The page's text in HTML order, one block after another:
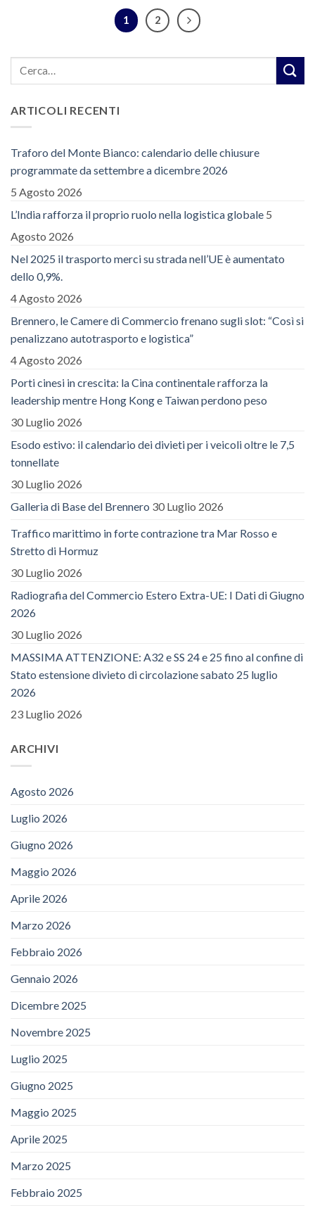
1 2
ARTICOLI RECENTI
Traforo del Monte Bianco: calendario delle chiusure
programmate da settembre a dicembre 2026
5 Agosto 2026
L’India rafforza il proprio ruolo nella logistica globale 5
Agosto 2026
Nel 2025 il trasporto merci su strada nell’UE è aumentato
dello 0,9%.
4 Agosto 2026
Brennero, le Camere di Commercio frenano sugli slot: “Così si
penalizzano autotrasporto e logistica”
4 Agosto 2026
Porti cinesi in crescita: la Cina continentale rafforza la
leadership mentre Hong Kong e Taiwan perdono peso
30 Luglio 2026
Esodo estivo: il calendario dei divieti per i veicoli oltre le 7,5
tonnellate
30 Luglio 2026
Galleria di Base del Brennero 30 Luglio 2026
Traffico marittimo in forte contrazione tra Mar Rosso e
Stretto di Hormuz
30 Luglio 2026
Radiografia del Commercio Estero Extra-UE: I Dati di Giugno
2026
30 Luglio 2026
MASSIMA ATTENZIONE: A32 e SS 24 e 25 fino al confine di
Stato estensione divieto di circolazione sabato 25 luglio
2026
23 Luglio 2026
ARCHIVI
Agosto 2026
Luglio 2026
Giugno 2026
Maggio 2026
Aprile 2026
Marzo 2026
Febbraio 2026
Gennaio 2026
Dicembre 2025
Novembre 2025
Luglio 2025
Giugno 2025
Maggio 2025
Aprile 2025
Marzo 2025
Febbraio 2025